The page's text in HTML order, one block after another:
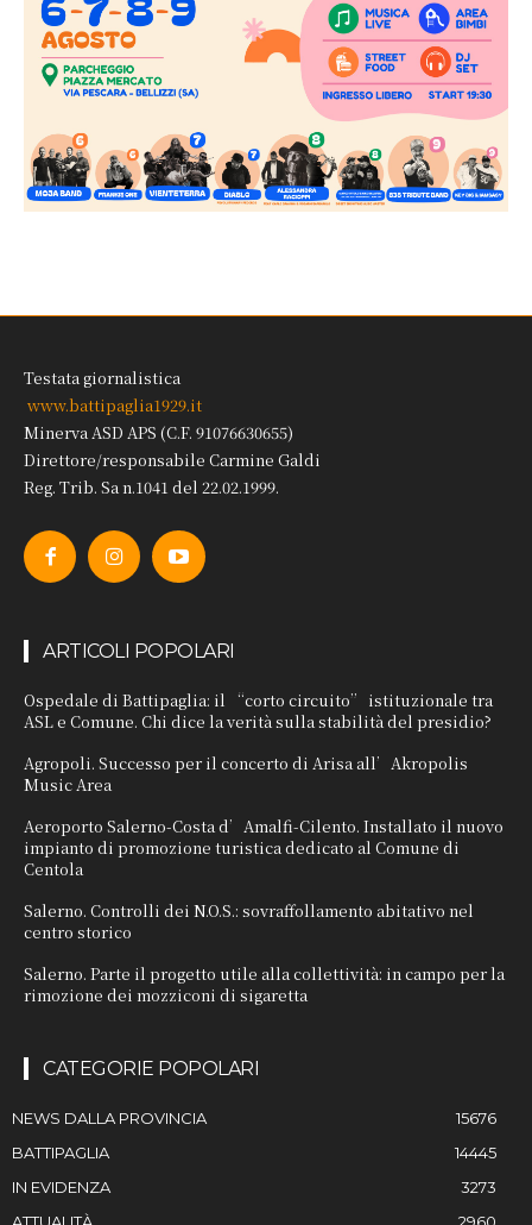
Testata giornalistica
www.battipaglia1929.it
Minerva ASD APS (C.F. 91076630655)
Direttore/responsabile Carmine Galdi
Reg. Trib. Sa n.1041 del 22.02.1999.
ARTICOLI POPOLARI
Ospedale di Battipaglia: il “corto circuito” istituzionale tra
ASL e Comune. Chi dice la verità sulla stabilità del presidio?
Agropoli. Successo per il concerto di Arisa all’Akropolis
Music Area
Aeroporto Salerno-Costa d’Amalfi-Cilento. Installato il nuovo
impianto di promozione turistica dedicato al Comune di
Centola
Salerno. Controlli dei N.O.S.: sovraffollamento abitativo nel
centro storico
Salerno. Parte il progetto utile alla collettività: in campo per la
rimozione dei mozziconi di sigaretta
CATEGORIE POPOLARI
NEWS DALLA PROVINCIA
15676
BATTIPAGLIA
14445
IN EVIDENZA
3273